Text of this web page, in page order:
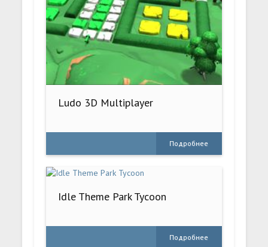
Ludo 3D Multiplayer
Подробнее
Idle Theme Park Tycoon
Подробнее